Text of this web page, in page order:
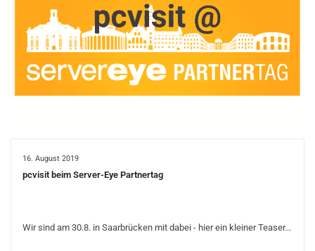
16. August 2019
pcvisit beim Server-Eye Partnertag
Wir sind am 30.8. in Saarbrücken mit dabei - hier ein kleiner Teaser...